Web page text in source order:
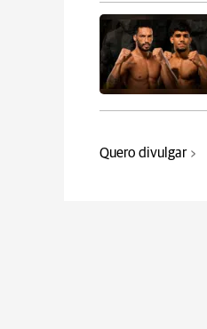
Quero divulgar